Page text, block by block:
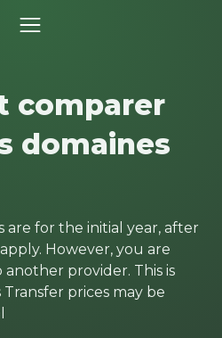
comparer
domaines
are for the initial year, after
However, you are
provider. This is
prices may be